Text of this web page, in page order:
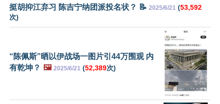
挺胡抑江弃习 陈吉宁纳团派投名状？ 📝 2025/6/21 (53,592
次)
“陈佩斯”晒以伊战场一图片引44万围观 内
有乾坤？ 🖼️ 2025/6/21 (52,389次)